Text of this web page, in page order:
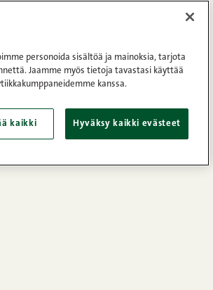
personoida sisältöä ja mainoksia, tarjota
Jaamme myös tietoja tavastasi käyttää
kanssa.
kaikki Hyväksy kaikki evästeet